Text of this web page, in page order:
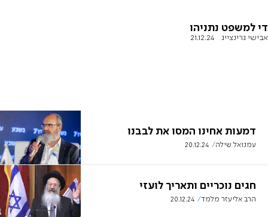
די למשפט נתניהו
אבישי גרינצייג 21.12.24
דמעות אחינו המסו את לבבנו
עמנואל שילה 20.12.24
חגים נוכריים ותאריך לועזי
הרב אליעזר מלמד 20.12.24